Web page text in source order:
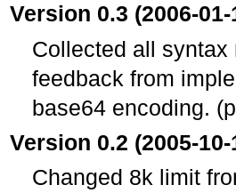
Version 0.3 (2006-01-
Collected all
feedback from
base64 encoding.
Version 0.2 (2005-10-
Changed 8k limit